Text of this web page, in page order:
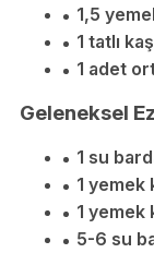
1,5
1 tatlı
1 adet
Geleneksel
1 su
1 yemek
1 yemek
5-6 su